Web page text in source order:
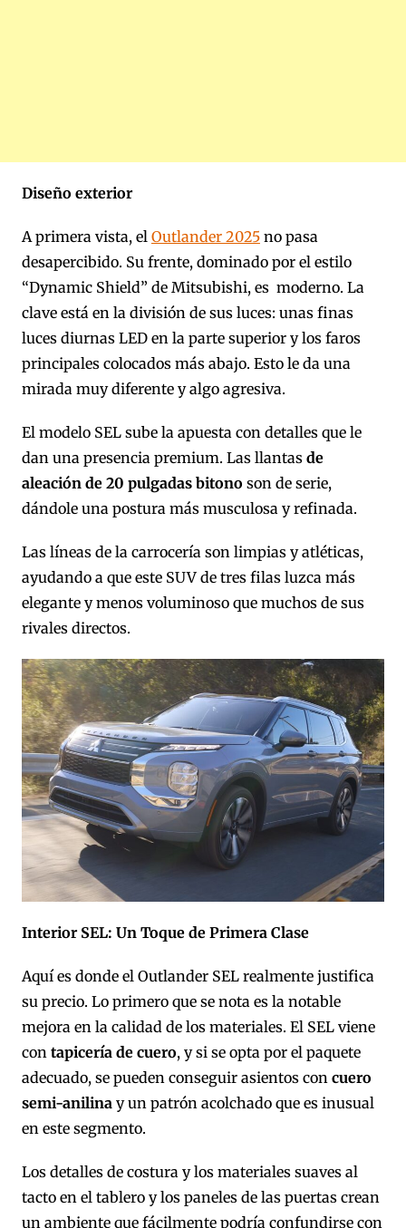
Diseño exterior
A primera vista, el Outlander 2025no pasa
desapercibido. Su frente, dominado por el estilo
“Dynamic Shield” de Mitsubishi, es moderno. La
clave está en la división de sus luces: unas finas
luces diurnas LED en la parte superior y los faros
principales colocados más abajo. Esto le da una
mirada muy diferente y algo agresiva.
El modelo SEL sube la apuesta con detalles que le
dan una presencia premium. Las llantasde
aleación de 20 pulgadas bitono son de serie,
dándole una postura más musculosa y refinada.
Las líneas de la carrocería son limpias y atléticas,
ayudando a que este SUV de tres filas luzca más
elegante y menos voluminoso que muchos de sus
rivales directos.
Interior SEL: Un Toque de Primera Clase
Aquí es donde el Outlander SEL realmente justifica
su precio. Lo primero que se nota es la notable
mejora en la calidad de los materiales. El SEL viene
con tapicería de cuero, y si se opta por el paquete
adecuado, se pueden conseguir asientos con cuero
semi-anilinay un patrón acolchado que es inusual
en este segmento.
Los detalles de costura y los materiales suaves al
tacto en el tablero y los paneles de las puertas crean
un ambiente que fácilmente podría confundirse con